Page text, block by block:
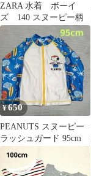
ZARA 水着 ボーイ
ズ 140 スヌーピー柄
¥650
PEANUTS スヌーピー
ラッシュガード 95cm